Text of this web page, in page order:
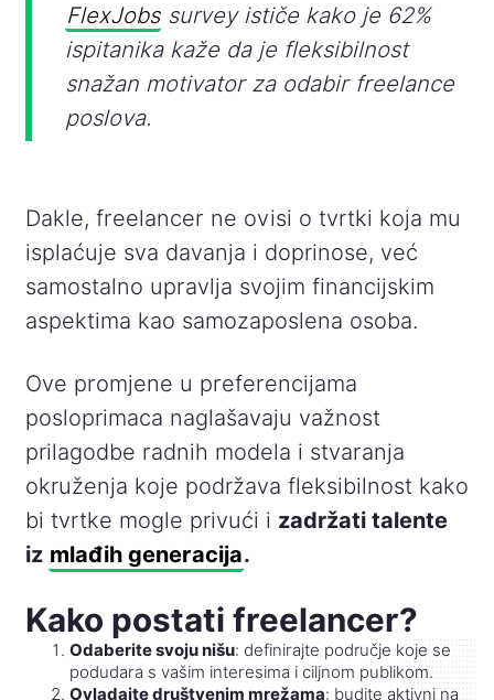
FlexJobssurvey ističe kako je 62%
ispitanika kaže da je fleksibilnost
snažan motivator za odabir freelance
poslova.
Dakle, freelancer ne ovisi o tvrtki koja mu
isplaćuje sva davanja i doprinose, već
samostalno upravlja svojim financijskim
aspektima kao samozaposlena osoba.
Ove promjene u preferencijama
posloprimaca naglašavaju važnost
prilagodbe radnih modela i stvaranja
okruženja koje podržava fleksibilnost kako
bi tvrtke mogle privući i zadržati talente
iz mlađih generacija.
Kako postati freelancer?
Odaberite svoju nišu: definirajte područje koje se
podudara s vašim interesima i ciljnom publikom.
Ovladajte društvenim mrežama: budite aktivni na